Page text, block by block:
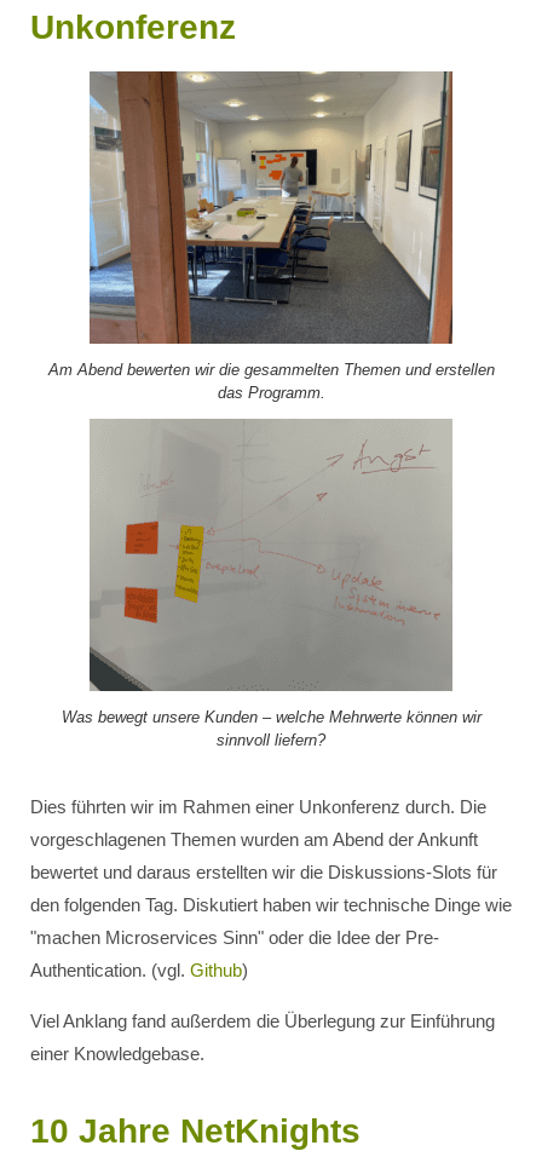
Unkonferenz
Am Abend bewerten wir die gesammelten Themen und erstellen
das Programm.
Was bewegt unsere Kunden – welche Mehrwerte können wir
sinnvoll liefern?
Dies führten wir im Rahmen einer Unkonferenz durch. Die
vorgeschlagenen Themen wurden am Abend der Ankunft
bewertet und daraus erstellten wir die Diskussions-Slots für
den folgenden Tag. Diskutiert haben wir technische Dinge wie
"machen Microservices Sinn" oder die Idee der Pre-
Authentication. (vgl. Github)
Viel Anklang fand außerdem die Überlegung zur Einführung
einer Knowledgebase.
10 Jahre NetKnights